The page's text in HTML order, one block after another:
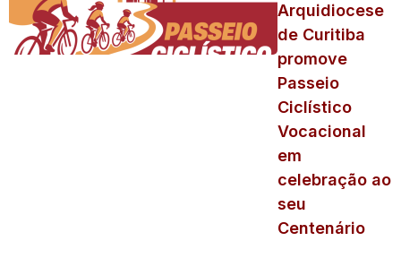
Arquidiocese
de Curitiba
promove
Passeio
Ciclístico
Vocacional
em
celebração ao
seu
Centenário